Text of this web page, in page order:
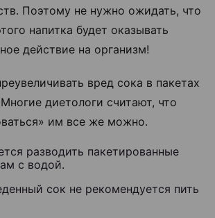
Поэтому не нужно ожидать, что
напитка будет оказывать
действие на организм!
вред сока в пакетах
диетологи считают, что
им все же можно.
разводить пакетированные
с водой.
сок не рекомендуется пить